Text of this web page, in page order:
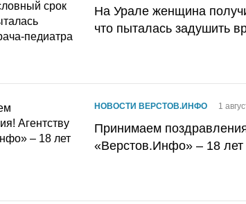
На Урале женщина
что пыталась задушить
НОВОСТИ ВЕРСТОВ.ИНФО 1
Принимаем
«Верстов.Инфо» – 18 лет